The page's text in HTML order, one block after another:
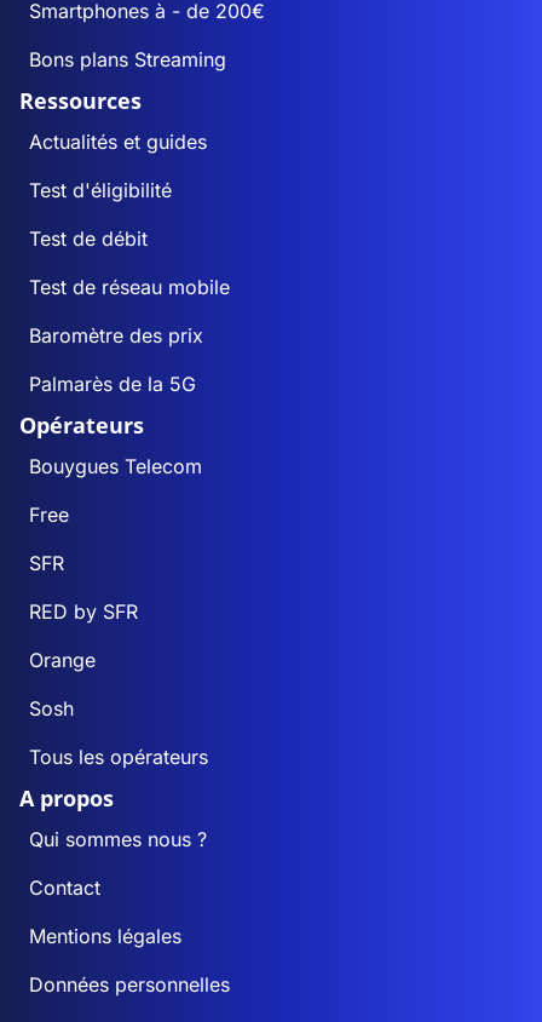
Smartphones à - de 200€
Bons plans Streaming
Ressources
Actualités et guides
Test d'éligibilité
Test de débit
Test de réseau mobile
Baromètre des prix
Palmarès de la 5G
Opérateurs
Bouygues Telecom
Free
SFR
RED by SFR
Orange
Sosh
Tous les opérateurs
A propos
Qui sommes nous ?
Contact
Mentions légales
Données personnelles